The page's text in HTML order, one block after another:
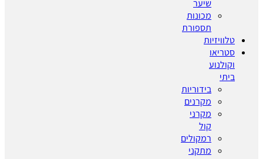
שיער
מכונות
תספורת
טלוויזיות
סטריאו
וקולנוע
ביתי
בידוריות
מקרנים
מקרני
קול
רמקולים
מתקני